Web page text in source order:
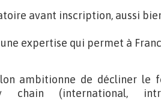
avant inscription, aussi
expertise qui permet à
ambitionne de décliner le
chain (international,